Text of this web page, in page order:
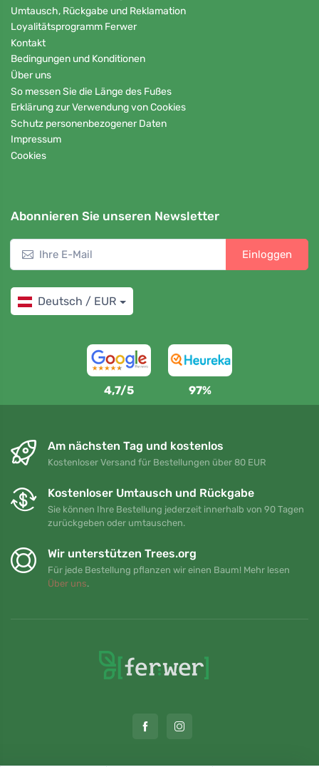
Umtausch, Rückgabe und Reklamation
Loyalitätsprogramm Ferwer
Kontakt
Bedingungen und Konditionen
Über uns
So messen Sie die Länge des Fußes
Erklärung zur Verwendung von Cookies
Schutz personenbezogener Daten
Impressum
Cookies
Abonnieren Sie unseren Newsletter
Einloggen
Deutsch / EUR
4,7/5 97%
Am nächsten Tag und kostenlos
Kostenloser Versand für Bestellungen über 80 EUR
Kostenloser Umtausch und Rückgabe
Sie können Ihre Bestellung jederzeit innerhalb von 90 Tagen
zurückgeben oder umtauschen.
Wir unterstützen Trees.org
Für jede Bestellung pflanzen wir einen Baum! Mehr lesen
Über uns.